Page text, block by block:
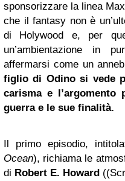
sponsorizzare la linea
che il fantasy non è
di Holywood e, per
un’ambientazione in
affermarsi come un
figlio di Odino si vede
carisma e
guerra e le sue finalità.
Il primo episodio,
Ocean), richiama le
di Robert E. Howard